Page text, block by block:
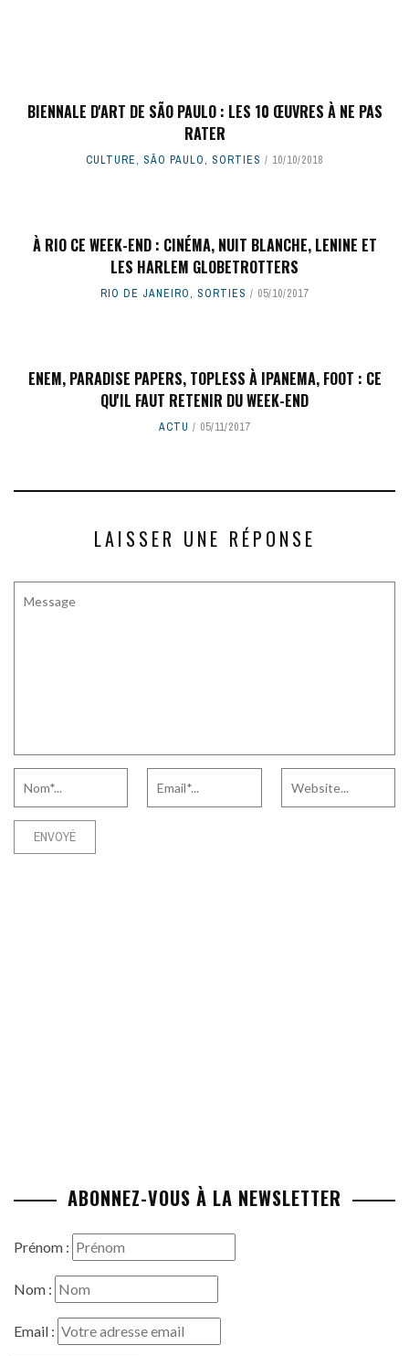
BIENNALE D'ART DE SÃO PAULO : LES 10 ŒUVRES À NE PAS
RATER
CULTURE, SÃO PAULO, SORTIES 10/10/2018
À RIO CE WEEK-END : CINÉMA, NUIT BLANCHE, LENINE ET
LES HARLEM GLOBETROTTERS
RIO DE JANEIRO, SORTIES 05/10/2017
ENEM, PARADISE PAPERS, TOPLESS À IPANEMA, FOOT : CE
QU'IL FAUT RETENIR DU WEEK-END
ACTU 05/11/2017
LAISSER UNE RÉPONSE
ABONNEZ-VOUS À LA NEWSLETTER
Prénom :
Nom :
Email :